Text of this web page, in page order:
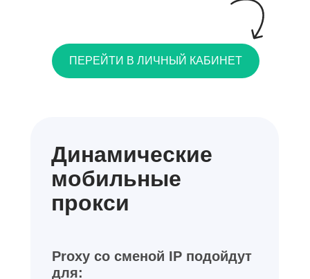
ПЕРЕЙТИ В ЛИЧНЫЙ КАБИНЕТ
Динамические
мобильные
прокси
Proxy со сменой IP подойдут
для: